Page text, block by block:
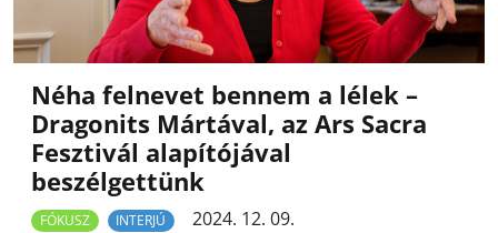
Néha felnevet bennem a lélek –
Dragonits Mártával, az Ars Sacra
Fesztivál alapítójával
beszélgettünk
FÓKUSZ INTERJÚ
2024. 12. 09.